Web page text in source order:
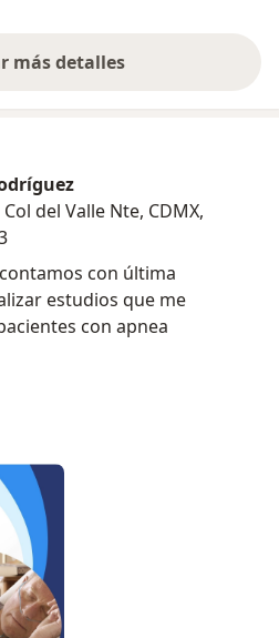
más detalles
sobre la experiencia
del Valle Nte, CDMX,
con última
estudios que me
con apnea
especialista, agenda desde